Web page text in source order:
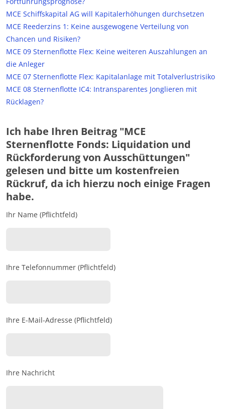
MCE Schiffskapital AG will Kapitalerhöhungen durchsetzen
MCE Reederzins 1: Keine ausgewogene Verteilung von
Chancen und Risiken?
MCE 09 Sternenflotte Flex: Keine weiteren Auszahlungen an
die Anleger
MCE 07 Sternenflotte Flex: Kapitalanlage mit Totalverlustrisiko
MCE 08 Sternenflotte IC4: Intransparentes Jonglieren mit
Rücklagen?
Ich habe Ihren Beitrag "MCE
Sternenflotte Fonds: Liquidation und
Rückforderung von Ausschüttungen"
gelesen und bitte um kostenfreien
Rückruf, da ich hierzu noch einige Fragen
habe.
Ihr Name (Pflichtfeld)
Ihre Telefonnummer (Pflichtfeld)
Ihre E-Mail-Adresse (Pflichtfeld)
Ihre Nachricht